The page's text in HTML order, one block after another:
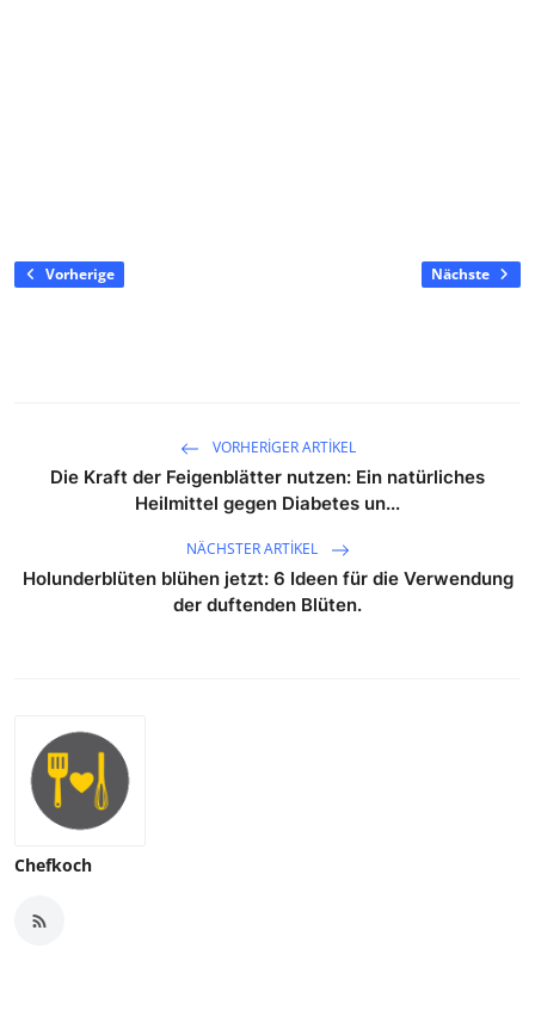
Vorherige Nächste
VORHERIGER ARTIKEL
Die Kraft der Feigenblätter nutzen: Ein natürliches
Heilmittel gegen Diabetes un...
NÄCHSTER ARTIKEL
Holunderblüten blühen jetzt: 6 Ideen für die Verwendung
der duftenden Blüten.
Chefkoch